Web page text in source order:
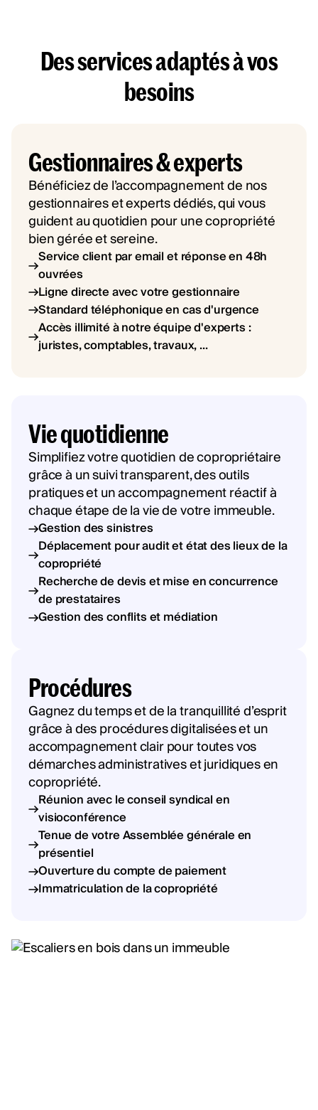
Des services adaptés à vos
besoins
Gestionnaires & experts
Bénéficiez de l’accompagnement de nos
gestionnaires et experts dédiés, qui vous
guident au quotidien pour une copropriété
bien gérée et sereine.
Service client par email et réponse en 48h
ouvrées
Ligne directe avec votre gestionnaire
Standard téléphonique en cas d'urgence
Accès illimité à notre équipe d'experts :
juristes, comptables, travaux, ...
Vie quotidienne
Simplifiez votre quotidien de copropriétaire
grâce à un suivi transparent, des outils
pratiques et un accompagnement réactif à
chaque étape de la vie de votre immeuble.
Gestion des sinistres
Déplacement pour audit et état des lieux de la
copropriété
Recherche de devis et mise en concurrence
de prestataires
Gestion des conflits et médiation
Procédures
Gagnez du temps et de la tranquillité d’esprit
grâce à des procédures digitalisées et un
accompagnement clair pour toutes vos
démarches administratives et juridiques en
copropriété.
Réunion avec le conseil syndical en
visioconférence
Tenue de votre Assemblée générale en
présentiel
Ouverture du compte de paiement
Immatriculation de la copropriété